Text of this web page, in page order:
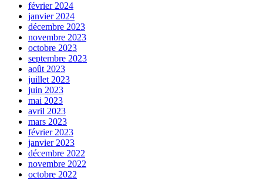
février 2024
janvier 2024
décembre 2023
novembre 2023
octobre 2023
septembre 2023
août 2023
juillet 2023
juin 2023
mai 2023
avril 2023
mars 2023
février 2023
janvier 2023
décembre 2022
novembre 2022
octobre 2022